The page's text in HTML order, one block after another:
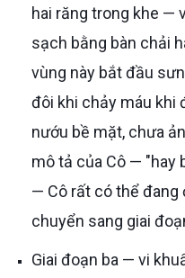
hai răng trong khe —
sạch bằng bàn chải
vùng này bắt đầu
đôi khi chảy máu khi
nướu bề mặt, chưa
mô tả của Cô — "hay
— Cô rất có thể đang
chuyển sang giai
Giai đoạn ba — vi khuẩn xâm nhập sâu vào túi